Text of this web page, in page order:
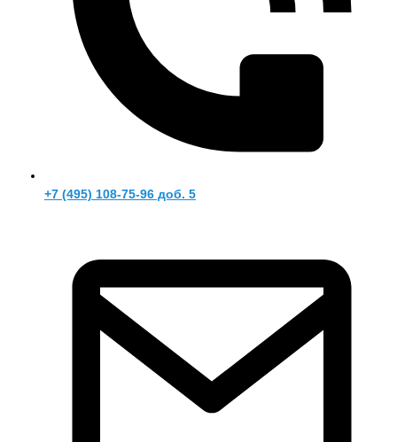
+7 (495) 108-75-96 доб. 5